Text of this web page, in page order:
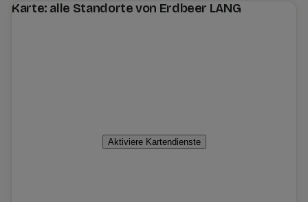
Karte: alle Standorte von Erdbeer LANG
Aktiviere Kartendienste